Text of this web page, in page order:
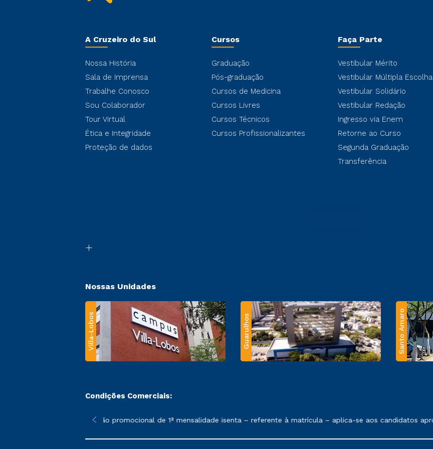
A Cruzeiro do Sul
Nossa História
Sala de Imprensa
Trabalhe Conosco
Sou Colaborador
Tour Virtual
Ética e Integridade
Proteção de dados
Cursos
Graduação
Pós-graduação
Cursos de Medicina
Cursos Livres
Cursos Técnicos
Cursos Profissionalizantes
Faça Parte
Vestibular Mérito
Vestibular Múltipla Escolha
Vestibular Solidário
Vestibular Redação
Ingresso via Enem
Retorne ao Curso
Segunda Graduação
Transferência
Nossas Unidades
Villa-Lobos Guarulhos Santo Amaro
Condições Comerciais:
sofrer alterações nos períodos de rematrícula conforme exposto no contrato de prestação de serviços.
*A condição promocional de 1ª mensalidade isenta – referente à matrícula – aplica-se aos candidatos